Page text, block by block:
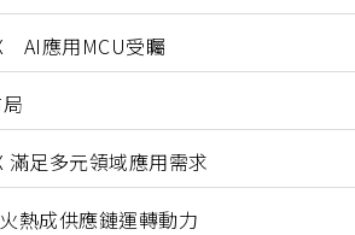
AI應用MCU受矚
滿足多元領域應用需求
熱成供應鏈運轉動力